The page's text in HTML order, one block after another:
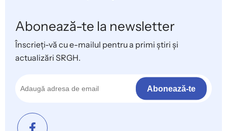
Abonează-te la newsletter
Înscrieți-vă cu e-mailul pentru a primi știri și
actualizări SRGH.
Abonează-te